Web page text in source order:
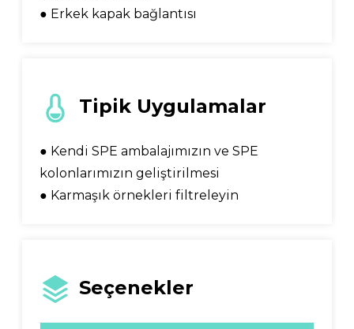
● Erkek kapak bağlantısı
Tipik Uygulamalar
● Kendi SPE ambalajımızın ve SPE
kolonlarımızın geliştirilmesi
● Karmaşık örnekleri filtreleyin
Seçenekler